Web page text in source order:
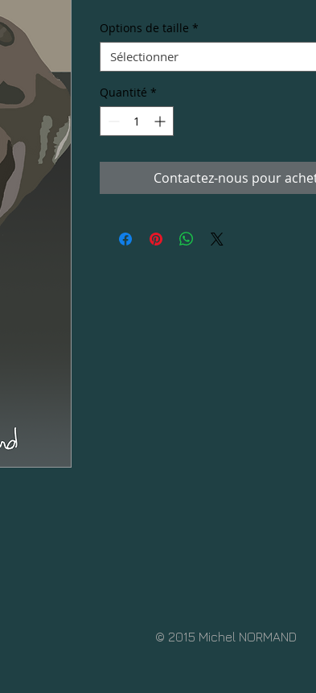
Options de taille *
Sélectionner
Quantité *
Contactez-nous pour
© 2015 Michel NORMAND